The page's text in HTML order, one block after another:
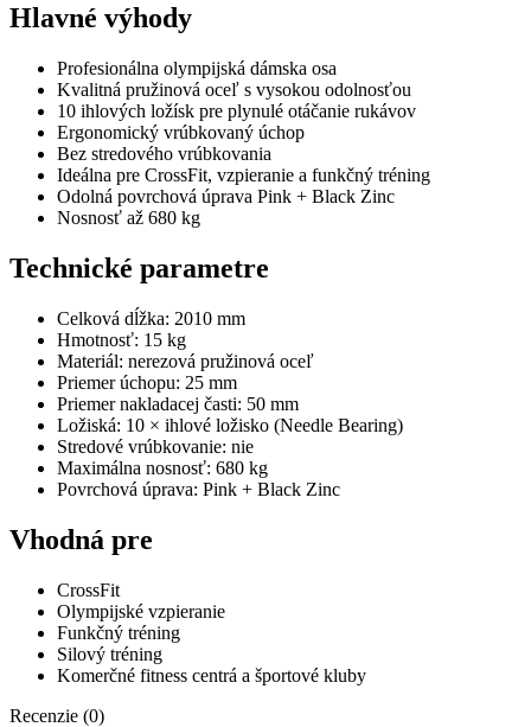
Hlavné výhody
Profesionálna olympijská dámska osa
Kvalitná pružinová oceľ s vysokou odolnosťou
10 ihlových ložísk pre plynulé otáčanie rukávov
Ergonomický vrúbkovaný úchop
Bez stredového vrúbkovania
Ideálna pre CrossFit, vzpieranie a funkčný tréning
Odolná povrchová úprava Pink + Black Zinc
Nosnosť až 680 kg
Technické parametre
Celková dĺžka: 2010 mm
Hmotnosť: 15 kg
Materiál: nerezová pružinová oceľ
Priemer úchopu: 25 mm
Priemer nakladacej časti: 50 mm
Ložiská: 10 × ihlové ložisko (Needle Bearing)
Stredové vrúbkovanie: nie
Maximálna nosnosť: 680 kg
Povrchová úprava: Pink + Black Zinc
Vhodná pre
CrossFit
Olympijské vzpieranie
Funkčný tréning
Silový tréning
Komerčné fitness centrá a športové kluby
Recenzie (0)